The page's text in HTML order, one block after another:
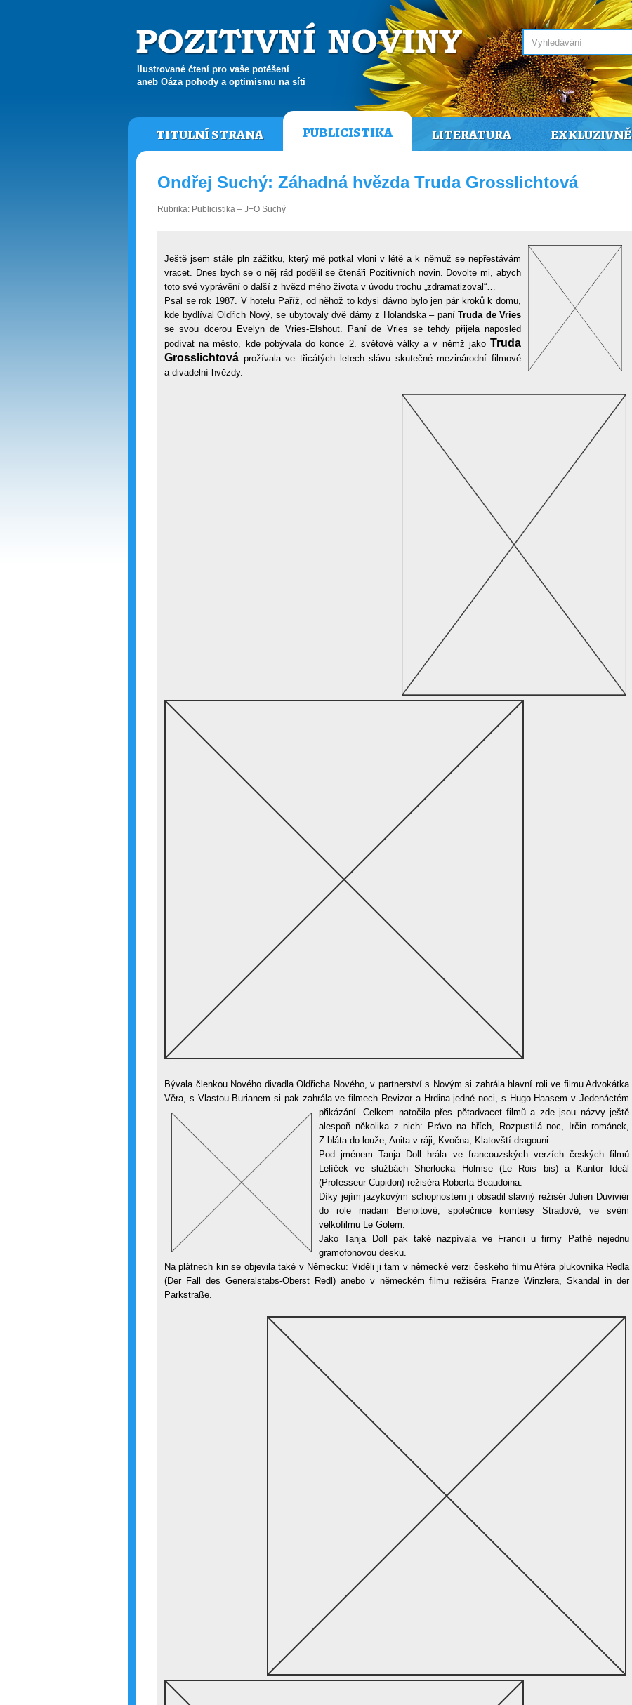
Ilustrované čtení pro vaše potěšení
aneb Oáza pohody a optimismu na síti
TITULNÍ STRANA PUBLICISTIKA LITERATURA EXKLUZIVNĚ
Ondřej Suchý: Záhadná hvězda Truda Grosslichtová
Rubrika: Publicistika – J+O Suchý
Ještě jsem stále pln zážitku, který mě potkal vloni v létě a k němuž se nepřestávám
vracet. Dnes bych se o něj rád podělil se čtenáři Pozitivních novin. Dovolte mi, abych
toto své vyprávění o další z hvězd mého života v úvodu trochu „zdramatizoval“…
Psal se rok 1987. V hotelu Paříž, od něhož to kdysi dávno bylo jen pár kroků k domu,
kde bydlíval Oldřich Nový, se ubytovaly dvě dámy z Holandska – paní Truda de Vries
se svou dcerou Evelyn de Vries-Elshout. Paní de Vries se tehdy přijela naposled
podívat na město, kde pobývala do konce 2. světové války a v němž jako Truda
Grosslichtová prožívala ve třicátých letech slávu skutečné mezinárodní filmové
a divadelní hvězdy.
Bývala členkou Nového divadla Oldřicha Nového, v partnerství s Novým si zahrála hlavní roli ve filmu Advokátka
Věra, s Vlastou Burianem si pak zahrála ve filmech Revizor a Hrdina jedné noci, s Hugo Haasem v Jedenáctém
přikázání. Celkem natočila přes pětadvacet filmů a zde jsou názvy ještě
alespoň několika z nich: Právo na hřích, Rozpustilá noc, Irčin románek,
Z bláta do louže, Anita v ráji, Kvočna, Klatovští dragouni…
Pod jménem Tanja Doll hrála ve francouzských verzích českých filmů
Lelíček ve službách Sherlocka Holmse (Le Rois bis) a Kantor Ideál
(Professeur Cupidon) režiséra Roberta Beaudoina.
Díky jejím jazykovým schopnostem ji obsadil slavný režisér Julien Duviviér
do role madam Benoitové, společnice komtesy Stradové, ve svém
velkofilmu Le Golem.
Jako Tanja Doll pak také nazpívala ve Francii u firmy Pathé nejednu
gramofonovou desku.
Na plátnech kin se objevila také v Německu: Viděli ji tam v německé verzi českého filmu Aféra plukovníka Redla
(Der Fall des Generalstabs-Oberst Redl) anebo v německém filmu režiséra Franze Winzlera, Skandal in der
Parkstraße.